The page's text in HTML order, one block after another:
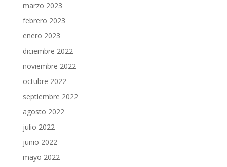
marzo 2023
febrero 2023
enero 2023
diciembre 2022
noviembre 2022
octubre 2022
septiembre 2022
agosto 2022
julio 2022
junio 2022
mayo 2022